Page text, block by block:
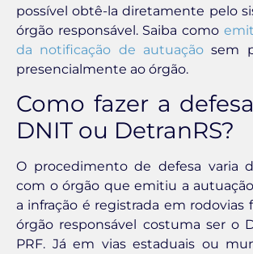
possível obtê-la diretamente pelo
órgão responsável. Saiba como
da notificação de autuação sem
presencialmente ao órgão.
Como fazer a
DNIT ou DetranRS?
O procedimento de defesa varia
com o órgão que emitiu a
a infração é registrada em rodovias
órgão responsável costuma ser o
PRF. Já em vias estaduais ou